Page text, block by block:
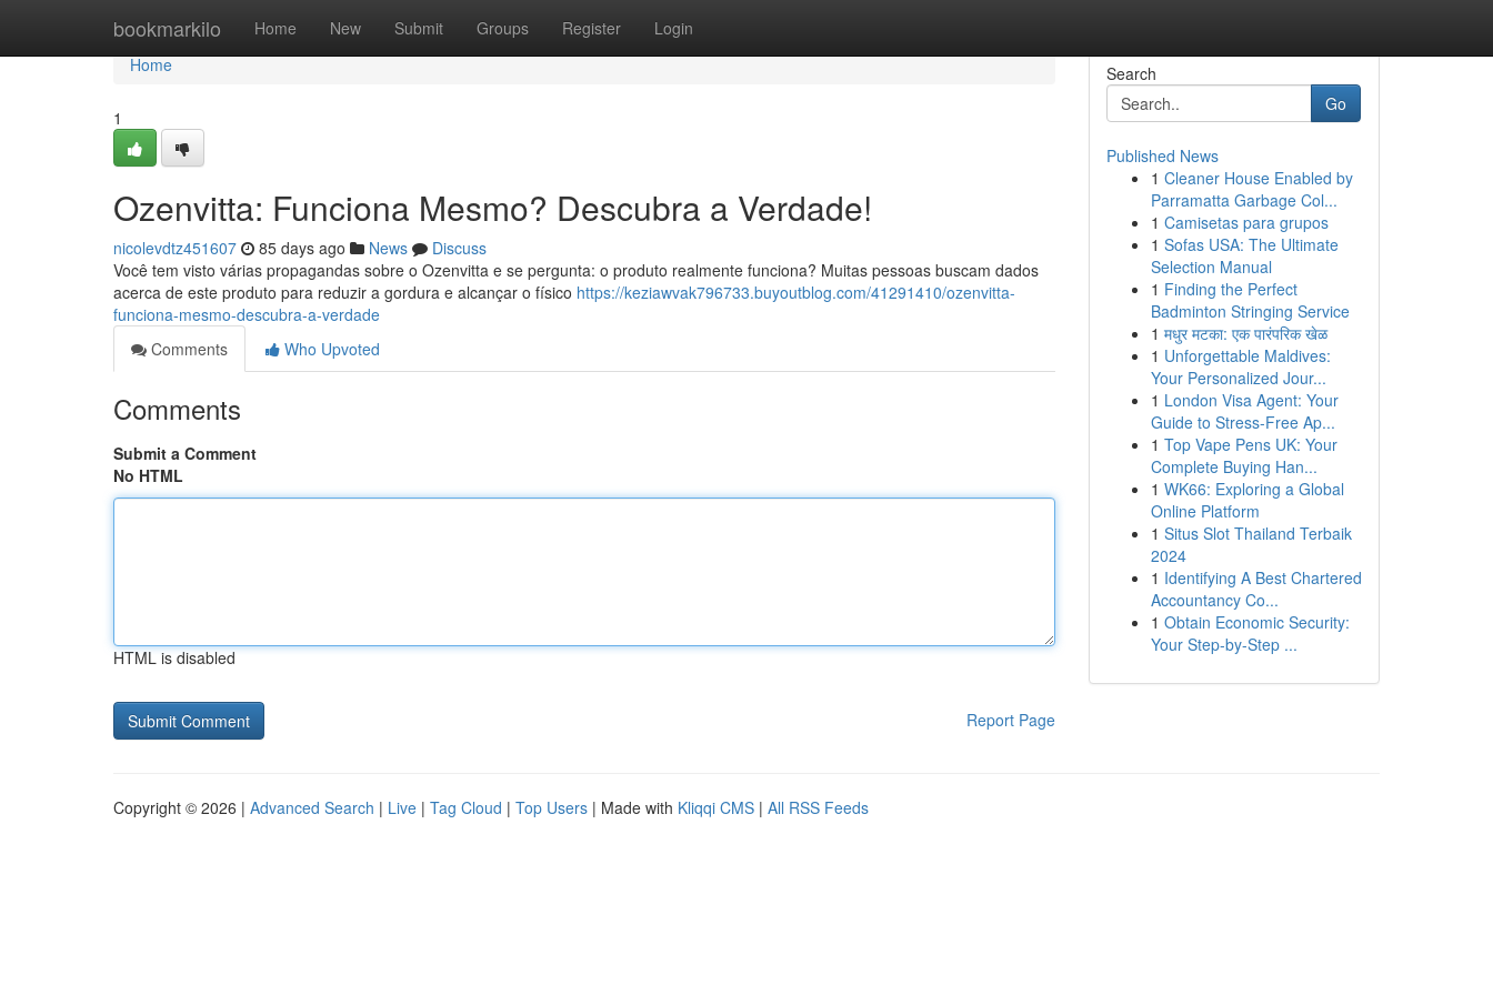
bookmarkilo Home New Submit Groups Register Login
Home
Home
1
Ozenvitta: Funciona Mesmo? Descubra a Verdade!
nicolevdtz451607 85 days ago News
Discuss
Você tem visto várias propagandas sobre o Ozenvitta e se pergunta: o produto realmente funciona? Muitas pessoas buscam dados
acerca de este produto para reduzir a gordura e alcançar o físico https://keziawvak796733.buyoutblog.com/41291410/ozenvitta-
funciona-mesmo-descubra-a-verdade
Comments
Who Upvoted
Comments
Submit a Comment
No HTML
HTML is disabled
Report Page
Search
Go
Published News
1 Cleaner House Enabled by
Parramatta Garbage Col...
1 Camisetas para grupos
1 Sofas USA: The Ultimate
Selection Manual
1 Finding the Perfect
Badminton Stringing Service
1 मधुर मटका: एक पारंपरिक खेळ
1 Unforgettable Maldives:
Your Personalized Jour...
1 London Visa Agent: Your
Guide to Stress-Free Ap...
1 Top Vape Pens UK: Your
Complete Buying Han...
1 WK66: Exploring a Global
Online Platform
1 Situs Slot Thailand Terbaik
2024
1 Identifying A Best Chartered
Accountancy Co...
1 Obtain Economic Security:
Your Step-by-Step ...
Copyright © 2026 | Advanced Search | Live | Tag Cloud | Top Users | Made with Kliqqi CMS | All RSS Feeds